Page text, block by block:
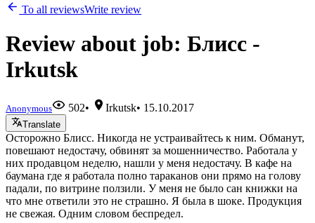
To all reviewsWrite review
Review about job: Блисс -
Irkutsk
Anonymous 502• Irkutsk• 15.10.2017
Translate
Осторожно Блисс. Никогда не устраивайтесь к ним. Обманут,
повешают недостачу, обвинят за мошенничество. Работала у
них продавцом неделю, нашли у меня недостачу. В кафе на
баумана где я работала полно тараканов они прямо на голову
падали, по витрине ползили. У меня не было сан книжки на
что мне ответили это не страшно. Я была в шоке. Продукция
не свежая. Одним словом беспредел.